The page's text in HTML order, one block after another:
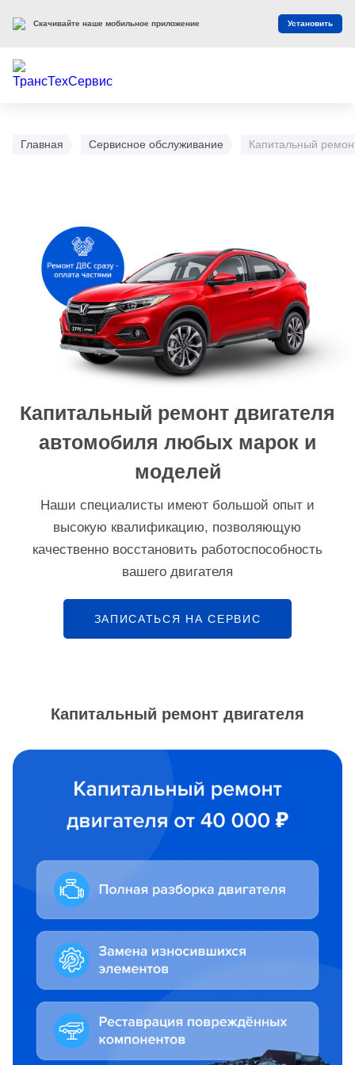
Главная Сервисное обслуживание Капитальный
Капитальный ремонт двигателя
автомобиля любых марок и
моделей
Наши специалисты имеют большой опыт и
высокую квалификацию, позволяющую
качественно восстановить работоспособность
вашего двигателя
ЗАПИСАТЬСЯ НА СЕРВИС
Капитальный ремонт двигателя
Скачивайте наше мобильное приложение Установить